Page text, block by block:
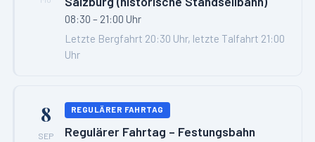
08:30 – 21:00 Uhr
Letzte Bergfahrt 20:30 Uhr, letzte Talfahrt 21:00
Uhr
8
SEP
REGULÄRER FAHRTAG
Regulärer Fahrtag – Festungsbahn